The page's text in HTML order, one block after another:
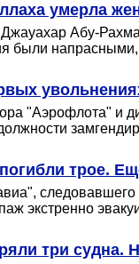
умерла
Абу-
были
"Аэрофлота" и
трое.
экстренно
три судна.